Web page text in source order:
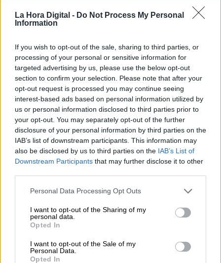
La Hora Digital - Do Not Process My Personal
Information
If you wish to opt-out of the sale, sharing to third parties, or
processing of your personal or sensitive information for
targeted advertising by us, please use the below opt-out
section to confirm your selection. Please note that after your
opt-out request is processed you may continue seeing
interest-based ads based on personal information utilized by
us or personal information disclosed to third parties prior to
your opt-out. You may separately opt-out of the further
disclosure of your personal information by third parties on the
IAB’s list of downstream participants. This information may
also be disclosed by us to third parties on the IAB’s List of
Downstream Participants that may further disclose it to other
Personal Data Processing Opt Outs
I want to opt-out of the Sharing of my
personal data.
Opted In
I want to opt-out of the Sale of my
Personal Data.
Opted In
Ha llegado el momento de colocar en el centro
y para ello es necesario llenar nuestros pueblos
y ciudades de infraestructuras que ayuden a
crear y atraer empresascon el fin de crear
empleos especialmente para los jóvenes. Ha
llegado el momento de colocar los problemas
estructurales de lasanidad, educación,
servicios sociales y dependenciaen el centro
de las políticas de la Junta. Ha llegado la hora
de abrir ventanas y puertas para limpiar la
corrupción institucional que ha manchado como
un lodazal todo aquello que a tocado con sus
manos. Ha llegado la hora de colocar los
problemas de los castellano y leones por
delante de los intereses personales. Ha llegado
la hora en que el destino ha colocado a Luis
Tudanca para reconstruir Castilla y León.
La actrizIsabelle Huppert decía que para ella
ausencia del odio . Esas mismas palabras se
pueden decir de la política. Está llegando la